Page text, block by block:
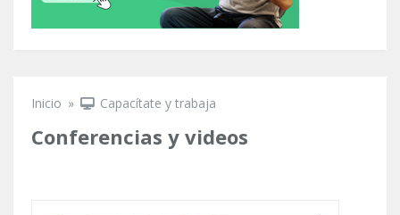
Se encuentra usted aquí
Inicio » Capacítate y trabaja
Conferencias y videos